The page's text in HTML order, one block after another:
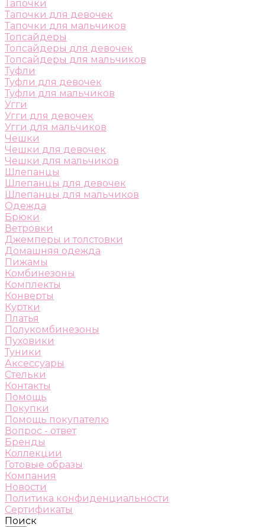
Тапочки
Тапочки для девочек
Тапочки для мальчиков
Топсайдеры
Топсайдеры для девочек
Топсайдеры для мальчиков
Туфли
Туфли для девочек
Туфли для мальчиков
Угги
Угги для девочек
Угги для мальчиков
Чешки
Чешки для девочек
Чешки для мальчиков
Шлепанцы
Шлепанцы для девочек
Шлепанцы для мальчиков
Одежда
Брюки
Ветровки
Джемперы и толстовки
Домашняя одежда
Пижамы
Комбинезоны
Комплекты
Конверты
Куртки
Платья
Полукомбинезоны
Пуховики
Туники
Аксессуары
Стельки
Контакты
Помощь
Покупки
Помощь покупателю
Вопрос - ответ
Бренды
Коллекции
Готовые образы
Компания
Новости
Политика конфиденциальности
Сертификаты
Поиск